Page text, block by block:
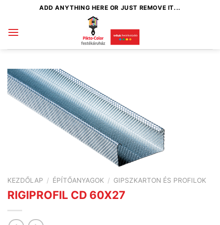
content
ADD ANYTHING HERE OR JUST REMOVE IT...
KEZDŐLAP / ÉPÍTŐANYAGOK / GIPSZKARTON ÉS PROFILOK
RIGIPROFIL CD 60X27